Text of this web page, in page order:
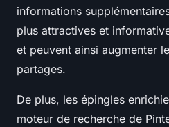
informations
plus attractives et
et peuvent ainsi augmenter
partages.
De plus, les épingles
moteur de recherche de